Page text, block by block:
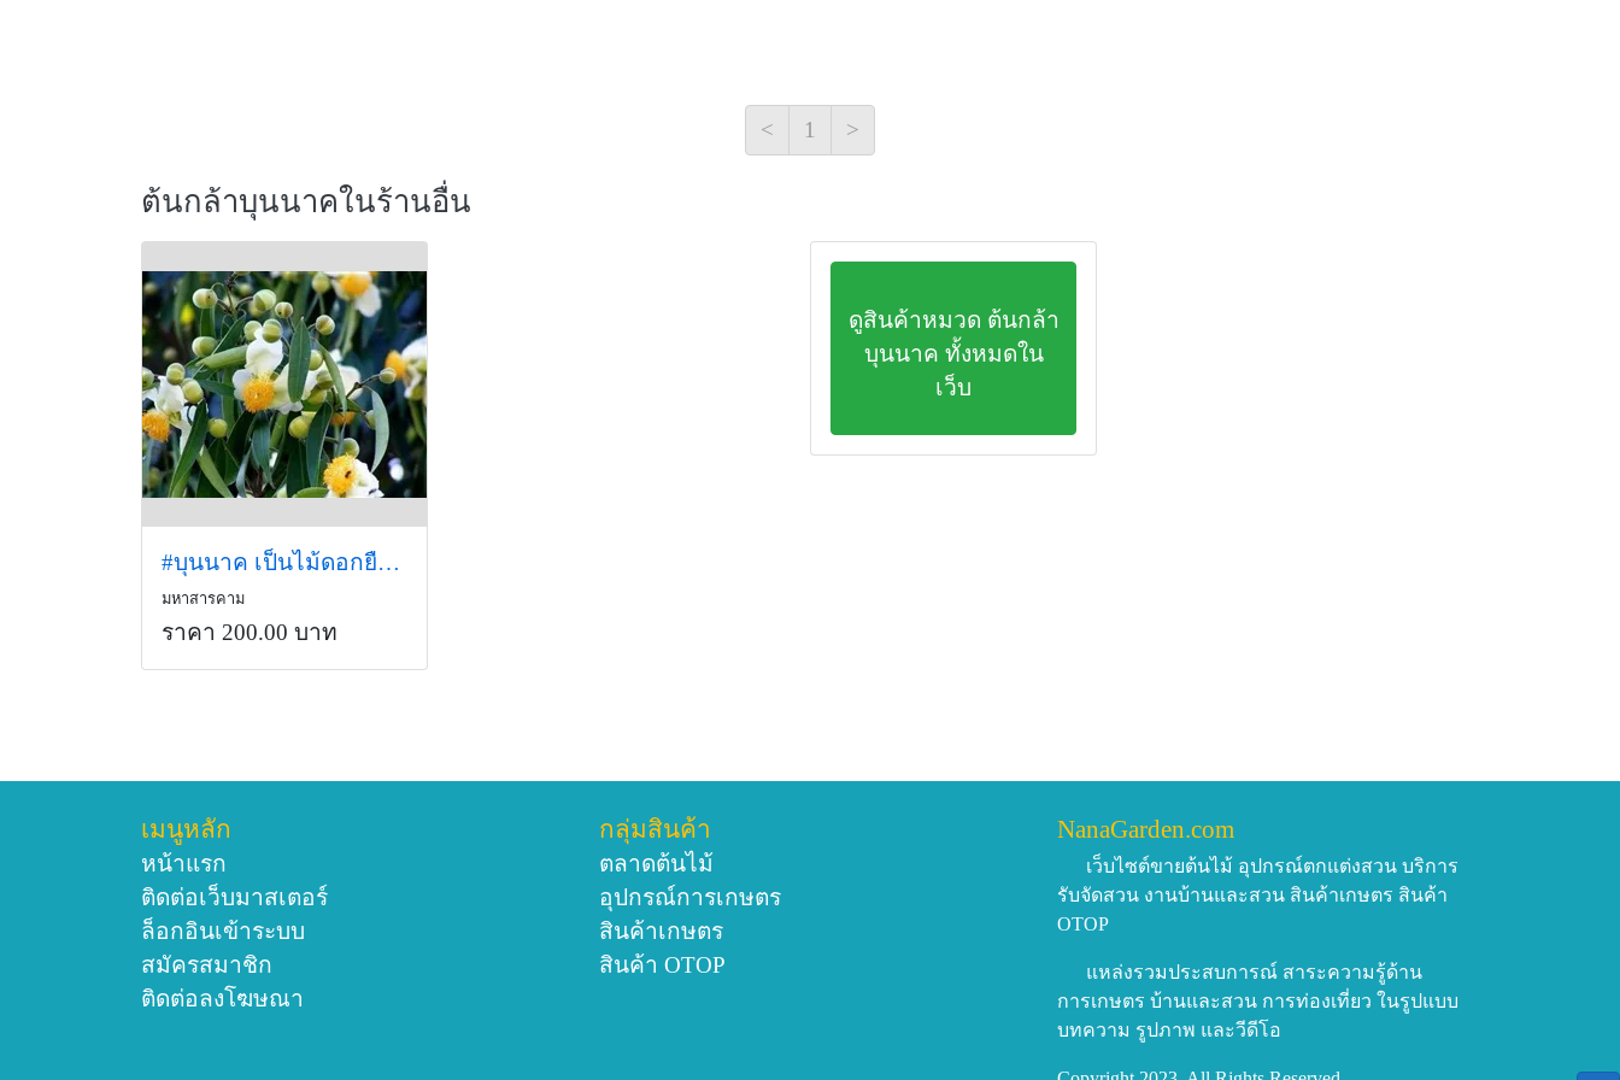
< 1 >
ต้นกล้าบุนนาคในร้านอื่น
#บุนนาค เป็นไม้ดอกยืนต้น มีกลิ่นหอมเย็น ส่งกลิ่นไปได้ไกล
มหาสารคาม
ราคา 200.00 บาท
ดูสินค้าหมวด ต้นกล้า
บุนนาค ทั้งหมดใน
เว็บ
เมนูหลัก
หน้าแรก
ติดต่อเว็บมาสเตอร์
ล็อกอินเข้าระบบ
สมัครสมาชิก
ติดต่อลงโฆษณา
กลุ่มสินค้า
ตลาดต้นไม้
อุปกรณ์การเกษตร
สินค้าเกษตร
สินค้า OTOP
NanaGarden.com
เว็บไซต์ขายต้นไม้ อุปกรณ์ตกแต่งสวน บริการ
รับจัดสวน งานบ้านและสวน สินค้าเกษตร สินค้า
OTOP
แหล่งรวมประสบการณ์ สาระความรู้ด้าน
การเกษตร บ้านและสวน การท่องเที่ยว ในรูปแบบ
บทความ รูปภาพ และวีดีโอ